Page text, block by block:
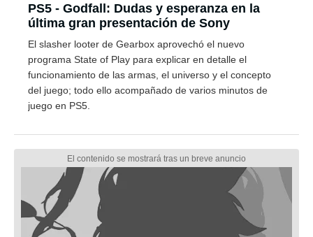
PS5 - Godfall: Dudas y esperanza en la
última gran presentación de Sony
El slasher looter de Gearbox aprovechó el nuevo
programa State of Play para explicar en detalle el
funcionamiento de las armas, el universo y el concepto
del juego; todo ello acompañado de varios minutos de
juego en PS5.